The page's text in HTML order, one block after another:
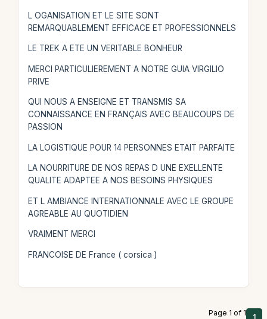
L OGANISATION ET LE SITE SONT
REMARQUABLEMENT EFFICACE ET PROFESSIONNELS
LE TREK A ETE UN VERITABLE BONHEUR
MERCI PARTICULIEREMENT A NOTRE GUIA VIRGILIO
PRIVE
QUI NOUS A ENSEIGNE ET TRANSMIS SA
CONNAISSANCE EN FRANÇAIS AVEC BEAUCOUPS DE
PASSION
LA LOGISTIQUE POUR 14 PERSONNES ETAIT PARFAITE
LA NOURRITURE DE NOS REPAS D UNE EXELLENTE
QUALITE ADAPTEE A NOS BESOINS PHYSIQUES
ET L AMBIANCE INTERNATIONNALE AVEC LE GROUPE
AGREABLE AU QUOTIDIEN
VRAIMENT MERCI
FRANCOISE DE France ( corsica )
Page 1 of 1 1